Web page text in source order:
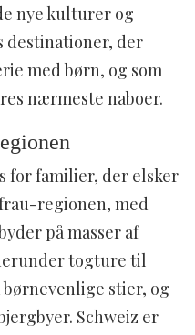
nye kulturer og
destinationer, der
med børn, og som
nærmeste naboer.
for familier, der elsker
regionen, med
på masser af
togture til
stier, og
Schweiz er